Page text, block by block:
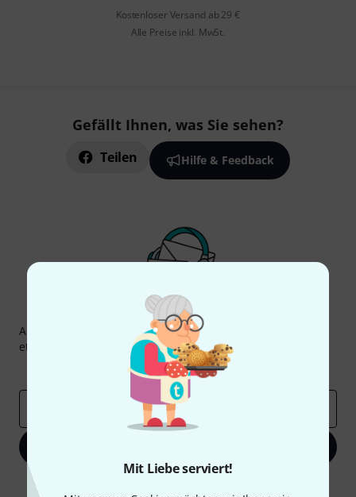
Mit Liebe serviert!
Kostenloser Versand ab 29 €
Alle Preise inkl. MwSt.
Gefällt Ihnen, was Sie sehen?
Teilen Hilfe & Feedback
Thomann Newsletter
Abonniere den Thomann Newsletter und gewinne mit
etwas Glück einen von 50 Gutscheinenüber jeweils
Inspirierende Beiträge
Deals
Mit Klick auf „Jetzt anmelden“ stimmen Sie dem Erhalt von E-Mail-